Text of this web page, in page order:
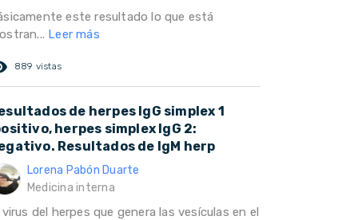
este resultado lo que está
Leer más
889 vistas
de herpes IgG simplex 1
herpes simplex IgG 2:
Resultados de IgM herp
Lorena Pabón Duarte
Medicina interna
virus del herpes que genera las vesículas en el